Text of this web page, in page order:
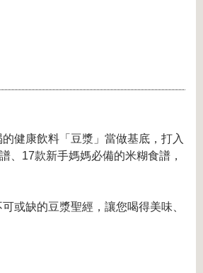
健康飲料「豆漿」當做基底，打入
、17款新手媽媽必備的米糊食譜，
或缺的豆漿聖經，讓您喝得美味、